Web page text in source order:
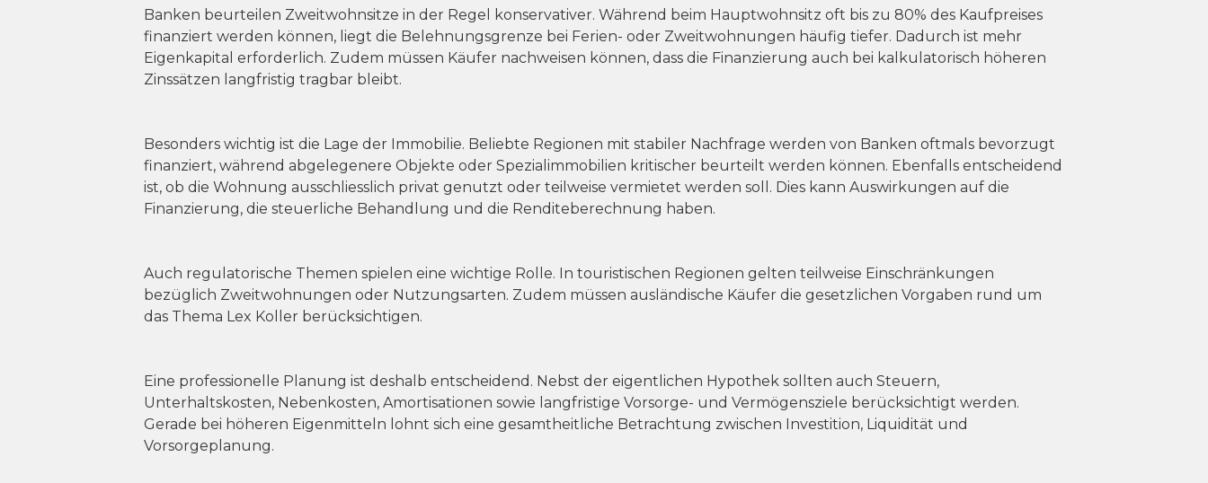
Banken beurteilen Zweitwohnsitze in der Regel konservativer. Während beim Hauptwohnsitz oft bis zu 80% des Kaufpreises
finanziert werden können, liegt die Belehnungsgrenze bei Ferien- oder Zweitwohnungen häufig tiefer. Dadurch ist mehr
Eigenkapital erforderlich. Zudem müssen Käufer nachweisen können, dass die Finanzierung auch bei kalkulatorisch höheren
Zinssätzen langfristig tragbar bleibt.
Besonders wichtig ist die Lage der Immobilie. Beliebte Regionen mit stabiler Nachfrage werden von Banken oftmals bevorzugt
finanziert, während abgelegenere Objekte oder Spezialimmobilien kritischer beurteilt werden können. Ebenfalls entscheidend
ist, ob die Wohnung ausschliesslich privat genutzt oder teilweise vermietet werden soll. Dies kann Auswirkungen auf die
Finanzierung, die steuerliche Behandlung und die Renditeberechnung haben.
Auch regulatorische Themen spielen eine wichtige Rolle. In touristischen Regionen gelten teilweise Einschränkungen
bezüglich Zweitwohnungen oder Nutzungsarten. Zudem müssen ausländische Käufer die gesetzlichen Vorgaben rund um
das Thema Lex Koller berücksichtigen.
Eine professionelle Planung ist deshalb entscheidend. Nebst der eigentlichen Hypothek sollten auch Steuern,
Unterhaltskosten, Nebenkosten, Amortisationen sowie langfristige Vorsorge- und Vermögensziele berücksichtigt werden.
Gerade bei höheren Eigenmitteln lohnt sich eine gesamtheitliche Betrachtung zwischen Investition, Liquidität und
Vorsorgeplanung.